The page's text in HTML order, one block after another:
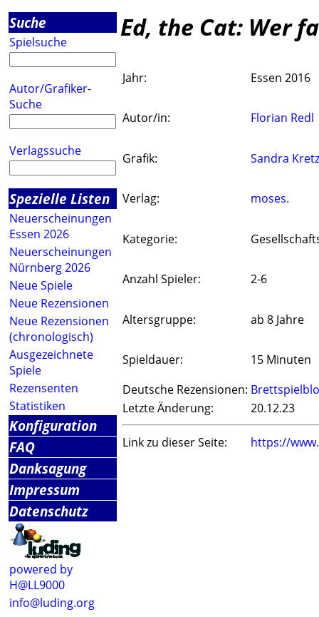
Suche
Spielsuche
Autor/Grafiker-
Suche
Verlagssuche
Spezielle Listen
Neuerscheinungen
Essen 2026
Neuerscheinungen
Nürnberg 2026
Neue Spiele
Neue Rezensionen
Neue Rezensionen
(chronologisch)
Ausgezeichnete
Spiele
Rezensenten
Statistiken
Konfiguration
FAQ
Danksagung
Impressum
Datenschutz
powered by
H@LL9000
info@luding.org
Ed, the Cat: Wer
Jahr: Essen 2016
Autor/in: Florian Redl
Grafik: Sandra
Verlag: moses.
Kategorie:
Anzahl Spieler: 2-6
Altersgruppe: ab 8 Jahre
Spieldauer:
15 Minuten
Deutsche Rezensionen:
Letzte Änderung:
20.12.23
Link zu dieser Seite: https://